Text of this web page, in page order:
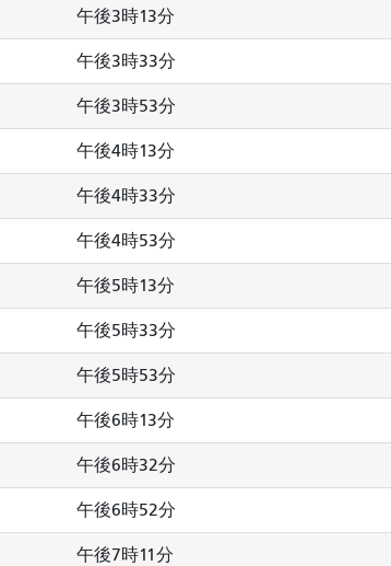
午後3時13分
午後3時33分
午後3時53分
午後4時13分
午後4時33分
午後4時53分
午後5時13分
午後5時33分
午後5時53分
午後6時13分
午後6時32分
午後6時52分
午後7時11分